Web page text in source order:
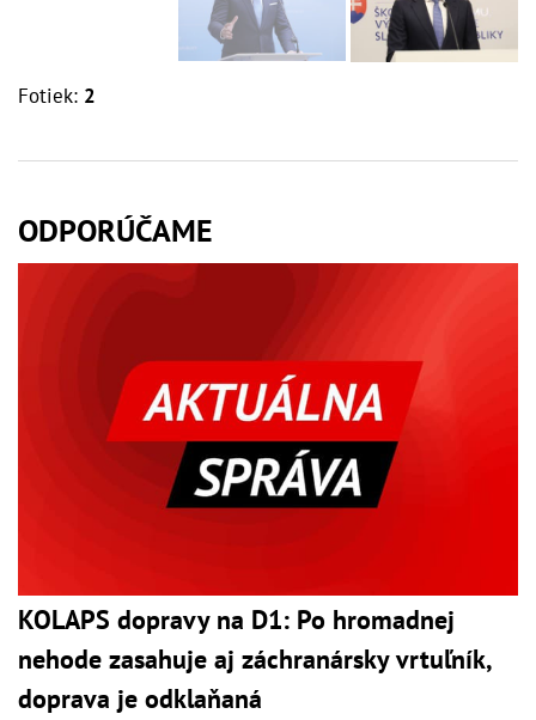
Fotiek: 2
ODPORÚČAME
KOLAPS dopravy na D1: Po hromadnej
nehode zasahuje aj záchranársky vrtuľník,
doprava je odklaňaná